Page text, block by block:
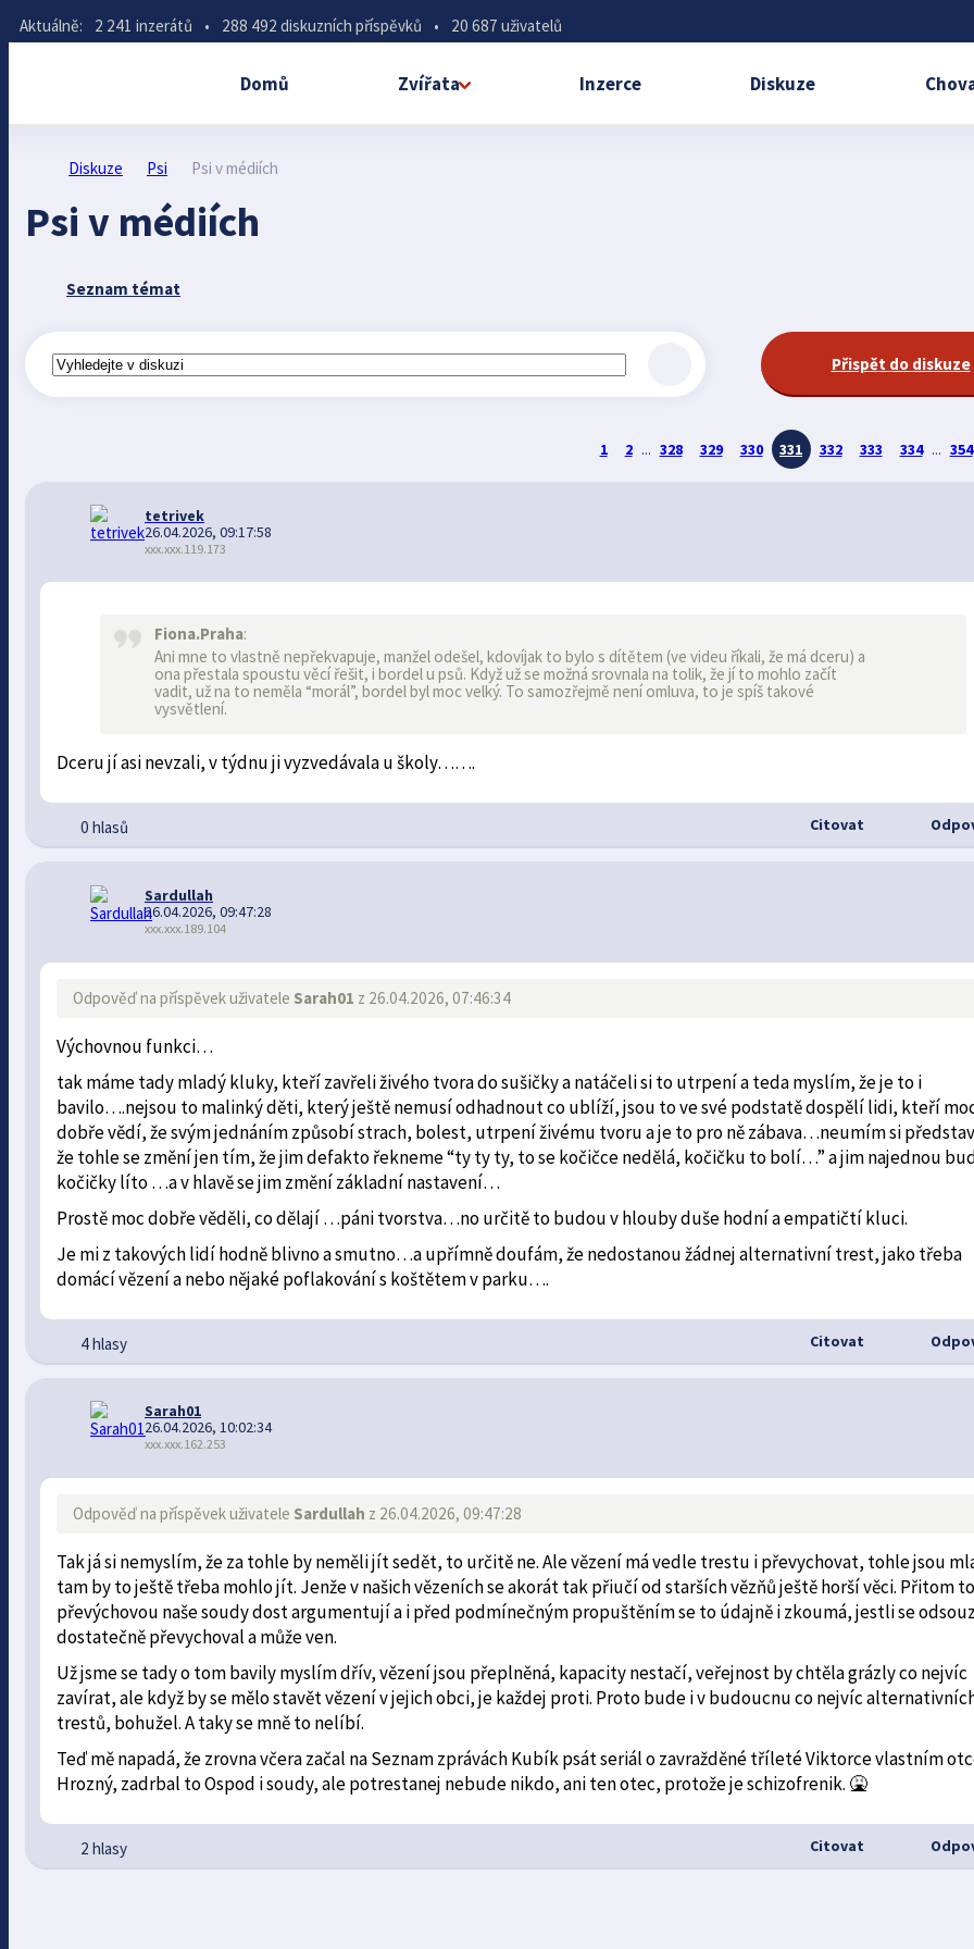
Aktuálně: 2 241 inzerátů • 288 492 diskuzních příspěvků • 20 687 uživatelů
Domů Zvířata Inzerce Diskuze
Diskuze Psi Psi v médiích
Psi v médiích
Seznam témat
Přispět do diskuze
1 2 ... 328 329 330 331 332 333 334 ... 354
tetrivek
26.04.2026, 09:17:58
xxx.xxx.119.173
Fiona.Praha:
Ani mne to vlastně nepřekvapuje, manžel odešel, kdovíjak to bylo s dítětem (ve videu říkali, že má dceru) a
ona přestala spoustu věcí řešit, i bordel u psů. Když už se možná srovnala na tolik, že jí to mohlo začít
vadit, už na to neměla “morál”, bordel byl moc velký. To samozřejmě není omluva, to je spíš takové
vysvětlení.
Dceru jí asi nevzali, v týdnu ji vyzvedávala u školy…….
0 hlasů Citovat
Sardullah
26.04.2026, 09:47:28
xxx.xxx.189.104
Odpověď na příspěvek uživatele Sarah01 z 26.04.2026, 07:46:34
Výchovnou funkci…
tak máme tady mladý kluky, kteří zavřeli živého tvora do sušičky a natáčeli si to utrpení a teda myslím, že je to i
bavilo….nejsou to malinký děti, který ještě nemusí odhadnout co ublíží, jsou to ve své podstatě dospělí lidi, kteří
dobře vědí, že svým jednáním způsobí strach, bolest, utrpení živému tvoru a je to pro ně zábava…neumím si
že tohle se změní jen tím, že jim defakto řekneme “ty ty ty, to se kočičce nedělá, kočičku to bolí…” a jim najednou
kočičky líto …a v hlavě se jim změní základní nastavení…
Prostě moc dobře věděli, co dělají …páni tvorstva…no určitě to budou v hlouby duše hodní a empatičtí kluci.
Je mi z takových lidí hodně blivno a smutno…a upřímně doufám, že nedostanou žádnej alternativní trest, jako třeba
domácí vězení a nebo nějaké poflakování s koštětem v parku….
4 hlasy Citovat
Sarah01
26.04.2026, 10:02:34
xxx.xxx.162.253
Odpověď na příspěvek uživatele Sardullah z 26.04.2026, 09:47:28
Tak já si nemyslím, že za tohle by neměli jít sedět, to určitě ne. Ale vězení má vedle trestu i převychovat, tohle jsou
tam by to ještě třeba mohlo jít. Jenže v našich vězeních se akorát tak přiučí od starších vězňů ještě horší věci. Přitom
převýchovou naše soudy dost argumentují a i před podmínečným propuštěním se to údajně i zkoumá, jestli se
dostatečně převychoval a může ven.
Už jsme se tady o tom bavily myslím dřív, vězení jsou přeplněná, kapacity nestačí, veřejnost by chtěla grázly co nejvíc
zavírat, ale když by se mělo stavět vězení v jejich obci, je každej proti. Proto bude i v budoucnu co nejvíc
trestů, bohužel. A taky se mně to nelíbí.
Teď mě napadá, že zrovna včera začal na Seznam zprávách Kubík psát seriál o zavražděné tříleté Viktorce vlastním
Hrozný, zadrbal to Ospod i soudy, ale potrestanej nebude nikdo, ani ten otec, protože je schizofrenik. 🤮
2 hlasy Citovat